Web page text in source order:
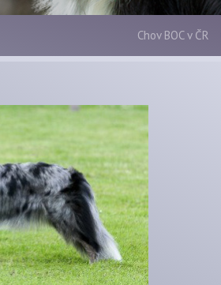
Chov BOC v ČR